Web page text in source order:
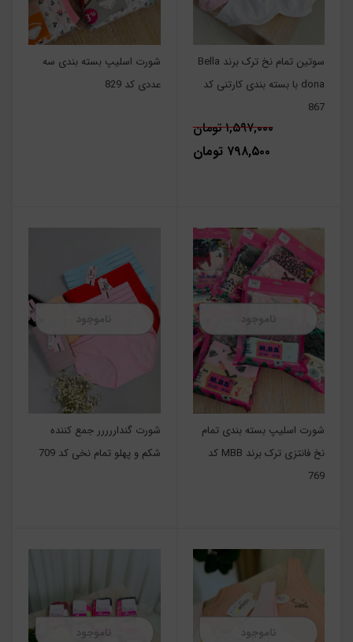
سوتین تمام نخ ترک برند Bella
dona با بسته بندی کارتنی کد
867
۱,۵۹۷,۰۰۰ تومان
۷۹۸,۵۰۰ تومان
شورت اسلیپ بسته بندی سه
عددی کد 829
شورت اسلیپ بسته بندی تمام
نخ فانتزی ترک برند MBB کد
769
ناموجود
شورت گنداررررر جمع کننده
شکم و پهلو تمام نخی کد 709
ناموجود
ناموجود ناموجود